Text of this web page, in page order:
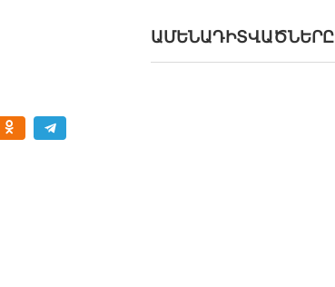
ԱՄԵՆԱԴԻՏՎԱԾՆԵՐԸ